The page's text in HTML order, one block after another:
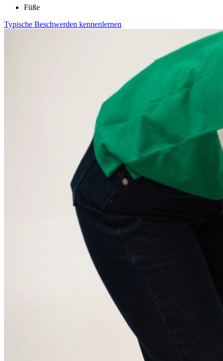
Füße
Typische Beschwerden kennenlernen